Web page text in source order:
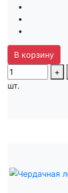
В корзину
+
шт.